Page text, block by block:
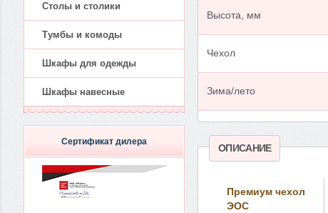
Высота, мм
Чехол
Зима/лето
ОПИСАНИЕ
Премиум чехол
ЭОС
Столы и столики
Тумбы и комоды
Шкафы для одежды
Шкафы навесные
Сертификат дилера